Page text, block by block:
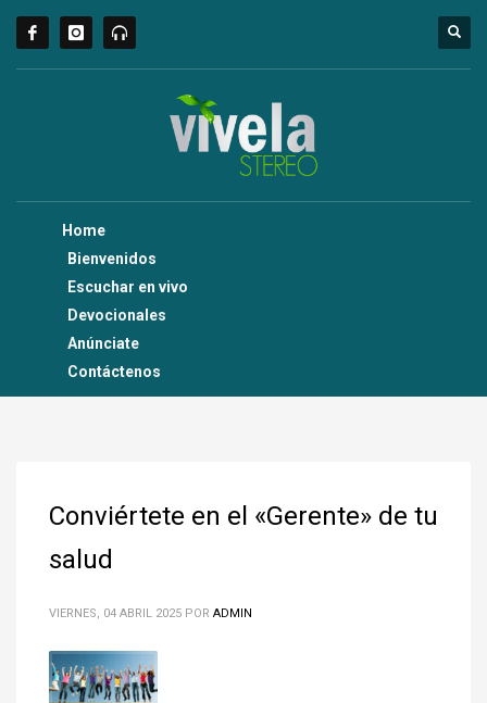
Home
Bienvenidos
Escuchar en vivo
Devocionales
Anúnciate
Contáctenos
Conviértete en el «Gerente» de tu
salud
VIERNES, 04 ABRIL 2025 POR ADMIN